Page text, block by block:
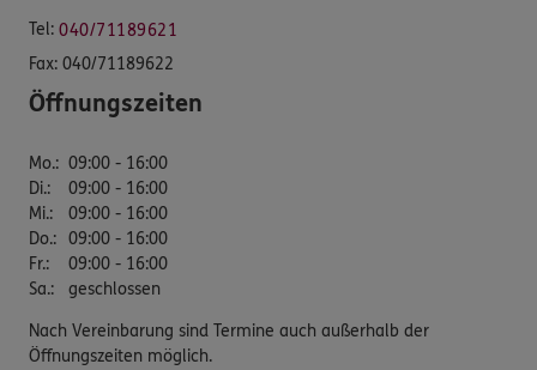
Tel: 040/71189621
Fax: 040/71189622
Öffnungszeiten
Mo.: 09:00 - 16:00
Di.:
09:00 - 16:00
Mi.:
09:00 - 16:00
Do.: 09:00 - 16:00
Fr.:
09:00 - 16:00
Sa.: geschlossen
Nach Vereinbarung sind Termine auch außerhalb der
Öffnungszeiten möglich.